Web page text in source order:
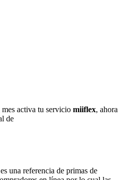
activa tu servicio miiflex, ahora
de
una referencia de primas de